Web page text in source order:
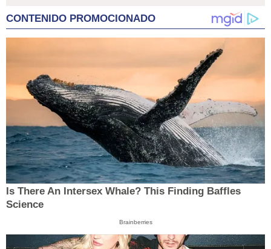
CONTENIDO PROMOCIONADO
Is There An Intersex Whale? This Finding Baffles
Science
Brainberries